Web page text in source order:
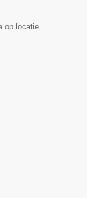
op locatie